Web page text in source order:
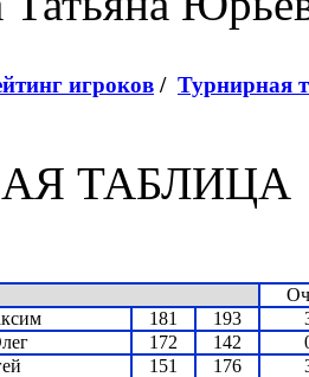
игроков / Турнирная
ТАБЛИЦА
181 193
172 142
151 176